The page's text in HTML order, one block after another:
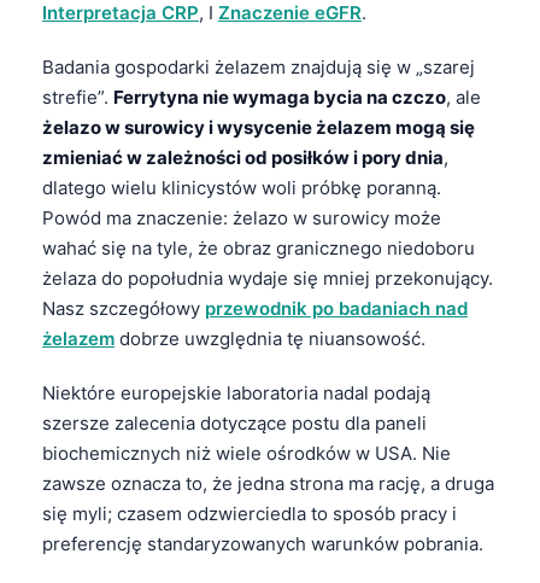
Interpretacja CRP, I Znaczenie eGFR.
Badania gospodarki żelazem znajdują się w „szarej
strefie”. Ferrytyna nie wymaga bycia na czczo, ale
żelazo w surowicy i wysycenie żelazem mogą się
zmieniać w zależności od posiłków i pory dnia,
dlatego wielu klinicystów woli próbkę poranną.
Powód ma znaczenie: żelazo w surowicy może
wahać się na tyle, że obraz granicznego niedoboru
żelaza do popołudnia wydaje się mniej przekonujący.
Nasz szczegółowy przewodnik po badaniach nad
żelazem dobrze uwzględnia tę niuansowość.
Niektóre europejskie laboratoria nadal podają
szersze zalecenia dotyczące postu dla paneli
biochemicznych niż wiele ośrodków w USA. Nie
zawsze oznacza to, że jedna strona ma rację, a druga
się myli; czasem odzwierciedla to sposób pracy i
preferencję standaryzowanych warunków pobrania.